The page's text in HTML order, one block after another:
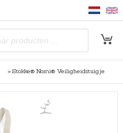
» Stokke® Nomi® Veiligheidstuigje